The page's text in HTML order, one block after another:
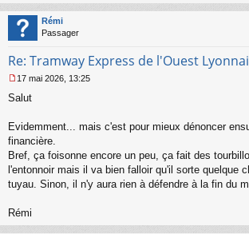
o
n
Rémi
Passager
Re: Tramway Express de l'Ouest
e
s
g
e
n
o
l
u
17 mai 2026, 13:25
Salut
Evidemment... mais c'est pour mieux dénoncer
financière.
Bref, ça foisonne encore un peu, ça fait des
l'entonnoir mais il va bien falloir qu'il sorte quelque
tuyau. Sinon, il n'y aura rien à défendre à la fin du
Rémi